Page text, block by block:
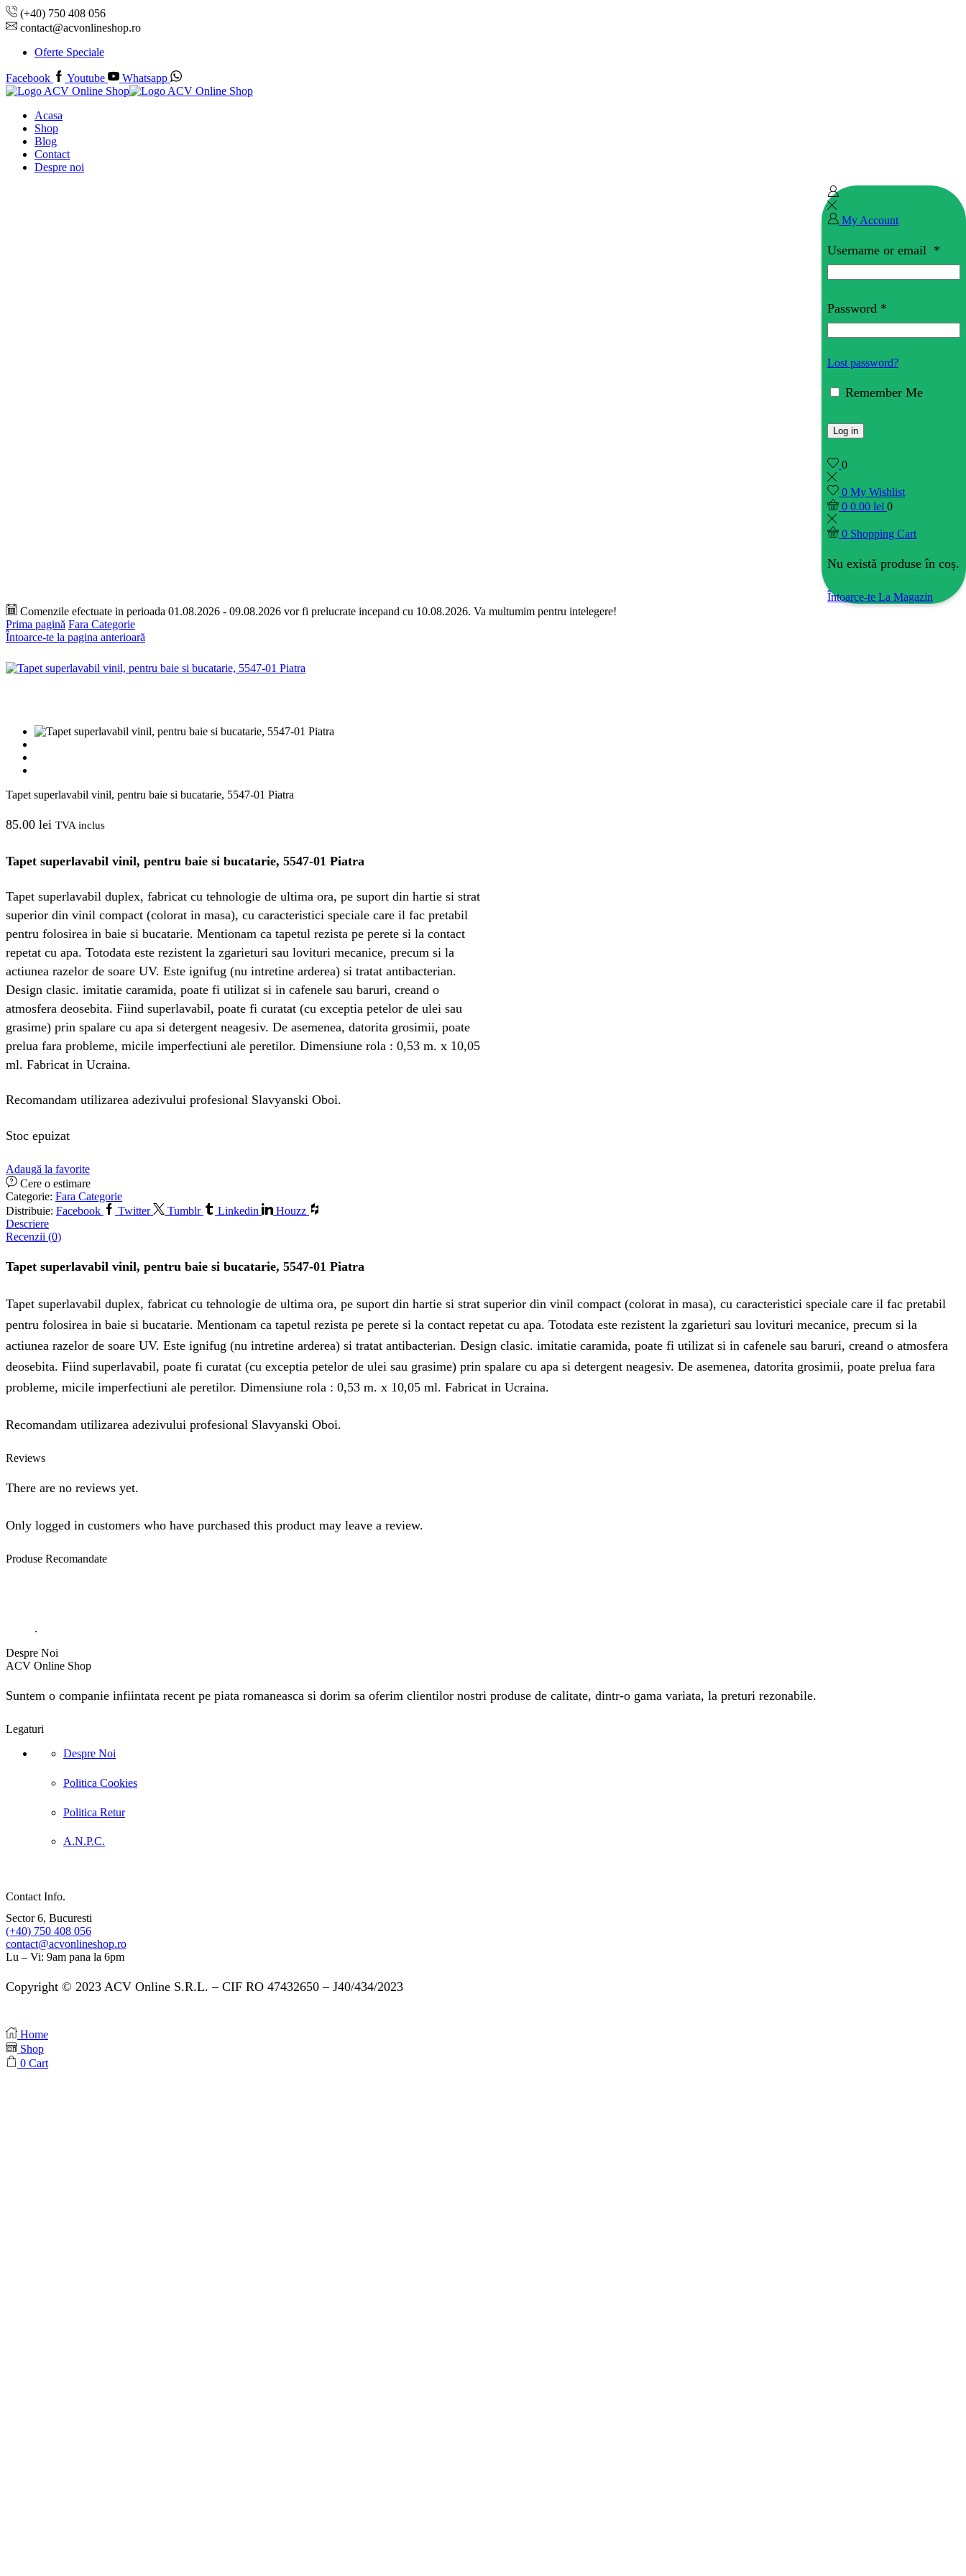
(+40) 750 408 056
contact@acvonlineshop.ro
Oferte Speciale
Facebook Youtube Whatsapp
Acasa
Shop
Blog
Contact
Despre noi
My Account
Username or email *
Password *
Lost password?
Remember Me
Log in
0
0 My Wishlist
0 0.00 lei 0
0 Shopping Cart
Nu există produse în coș.
Întoarce-te La Magazin
Comenzile efectuate in perioada 01.08.2026 - 09.08.2026 vor fi prelucrate incepand cu 10.08.2026. Va multumim pentru intelegere!
Prima pagină Fara Categorie
Întoarce-te la pagina anterioară
Tapet superlavabil vinil, pentru baie si bucatarie, 5547-01 Piatra
85.00 lei TVA inclus
Tapet superlavabil vinil, pentru baie si bucatarie, 5547-01 Piatra
Tapet superlavabil duplex, fabricat cu tehnologie de ultima ora, pe suport din hartie si strat
superior din vinil compact (colorat in masa), cu caracteristici speciale care il fac pretabil
pentru folosirea in baie si bucatarie. Mentionam ca tapetul rezista pe perete si la contact
repetat cu apa. Totodata este rezistent la zgarieturi sau lovituri mecanice, precum si la
actiunea razelor de soare UV. Este ignifug (nu intretine arderea) si tratat antibacterian.
Design clasic. imitatie caramida, poate fi utilizat si in cafenele sau baruri, creand o
atmosfera deosebita. Fiind superlavabil, poate fi curatat (cu exceptia petelor de ulei sau
grasime) prin spalare cu apa si detergent neagesiv. De asemenea, datorita grosimii, poate
prelua fara probleme, micile imperfectiuni ale peretilor. Dimensiune rola : 0,53 m. x 10,05
ml. Fabricat in Ucraina.
Recomandam utilizarea adezivului profesional Slavyanski Oboi.
Stoc epuizat
Adaugă la favorite
Cere o estimare
Categorie: Fara Categorie
Distribuie: Facebook Twitter Tumblr Linkedin
Houzz
Descriere
Recenzii (0)
Tapet superlavabil vinil, pentru baie si bucatarie, 5547-01 Piatra
Tapet superlavabil duplex, fabricat cu tehnologie de ultima ora, pe suport din hartie si strat superior din vinil compact (colorat in masa), cu caracteristici speciale care il fac pretabil
pentru folosirea in baie si bucatarie. Mentionam ca tapetul rezista pe perete si la contact repetat cu apa. Totodata este rezistent la zgarieturi sau lovituri mecanice, precum si la
actiunea razelor de soare UV. Este ignifug (nu intretine arderea) si tratat antibacterian. Design clasic. imitatie caramida, poate fi utilizat si in cafenele sau baruri, creand o atmosfera
deosebita. Fiind superlavabil, poate fi curatat (cu exceptia petelor de ulei sau grasime) prin spalare cu apa si detergent neagesiv. De asemenea, datorita grosimii, poate prelua fara
probleme, micile imperfectiuni ale peretilor. Dimensiune rola : 0,53 m. x 10,05 ml. Fabricat in Ucraina.
Recomandam utilizarea adezivului profesional Slavyanski Oboi.
Reviews
There are no reviews yet.
Only logged in customers who have purchased this product may leave a review.
Produse Recomandate
.
Despre Noi
ACV Online Shop
Suntem o companie infiintata recent pe piata romaneasca si dorim sa oferim clientilor nostri produse de calitate, dintr-o gama variata, la preturi rezonabile.
Legaturi
Despre Noi
Politica Cookies
Politica Retur
A.N.P.C.
Contact Info.
Sector 6, Bucuresti
(+40) 750 408 056
contact@acvonlineshop.ro
Lu – Vi: 9am pana la 6pm
Copyright © 2023 ACV Online S.R.L. – CIF RO 47432650 – J40/434/2023
Home
Shop
0 Cart